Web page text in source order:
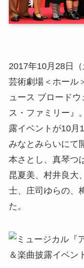
2017年10月28日
芸術劇場＜ホール
ュース ブロード
ス・ファミリー』
露イベントが10月
みなとみらいにて
本さとし、真琴つ
昆夏美、村井良大
士、庄司ゆらの、
た。